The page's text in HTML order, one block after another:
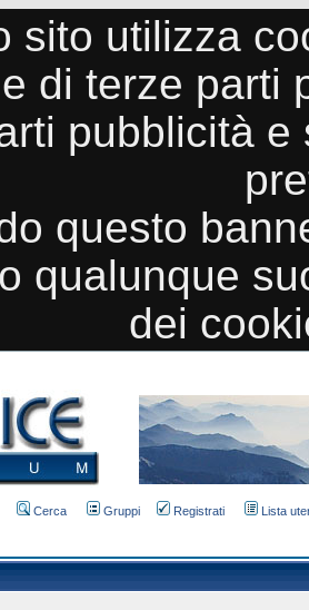
sito utilizza
di terze parti
pubblicità
questo
qualunque
dei
Cerca Gruppi Registrati Lista